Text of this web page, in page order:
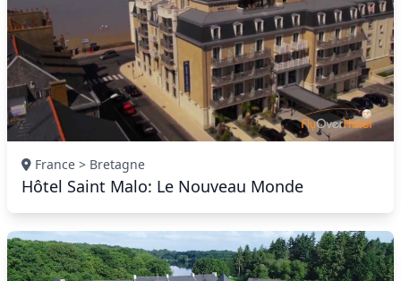
France > Bretagne
Hôtel Saint Malo: Le Nouveau Monde